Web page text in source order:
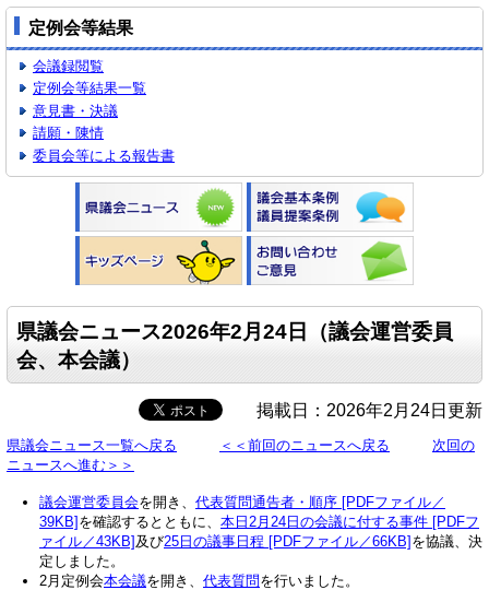
定例会等結果
会議録閲覧
定例会等結果一覧
意見書・決議
請願・陳情
委員会等による報告書
県議会ニュース2026年2月24日（議会運営委員
会、本会議）
掲載日：2026年2月24日更新
県議会ニュース一覧へ戻る ＜＜前回のニュースへ戻る
次回の
ニュースへ進む＞＞
議会運営委員会を開き、 代表質問通告者・順序 [PDFファイル／
39KB]を確認するとともに、 本日2月24日の会議に付する事件 [PDFフ
ァイル／43KB]及び25日の議事日程 [PDFファイル／66KB]を協議、決
定しました。
2月定例会本会議を開き、 代表質問を行いました。